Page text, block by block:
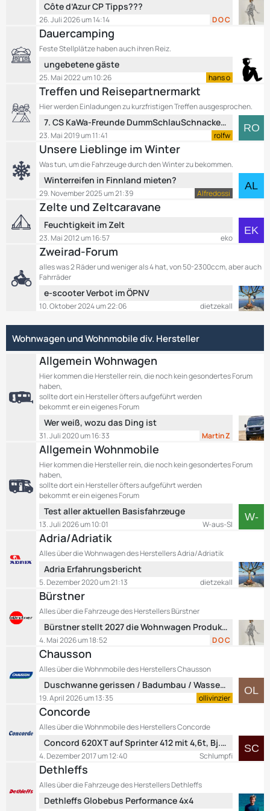
t
ä
g
e
t
z
t
B
e
i
ä
g
e
Côte d’Azur CP Tipps???
D O C
26. Juli 2026 um 14:14
Dauercamping
Feste Stellplätze haben auch ihren Reiz.
e
t
z
t
B
e
i
ä
g
ungebetene gäste
hans o
25. Mai 2022 um 10:26
Treffen und Reisepartnermarkt
Hier werden Einladungen zu kurzfristigen Treffen ausgesprochen.
e
t
z
t
B
e
r
ä
g
e
7. CS KaWa-Freunde DummSchlauSchnackerTreffen vom 1. - 5. Mai 2019 in Oberbozen, Italien
rolfw
23. Mai 2019 um 11:41
Unsere Lieblinge im Winter
Was tun, um die Fahrzeuge durch den Winter zu bekommen.
e
t
z
e
B
e
i
ä
g
e
Winterreifen in Finnland mieten?
Alfredossi
29. November 2025 um 21:39
Zelte und Zeltcaravane
e
t
z
t
e
B
e
r
ä
g
e
Feuchtigkeit im Zelt
eko
23. Mai 2012 um 16:57
Zweirad-Forum
alles was 2 Räder und weniger als 4 hat, von 50-2300ccm, aber auch
Fahrräder
e
z
t
e
B
e
i
t
r
g
e
e-scooter Verbot im ÖPNV
dietzekall
10. Oktober 2024 um 22:06
Wohnwagen und Wohnmobile div. Hersteller
Allgemein Wohnwagen
Hier kommen die Hersteller rein, die noch kein gesondertes Forum
haben,
sollte dort ein Hersteller öfters aufgeführt werden
bekommt er ein eigenes Forum
e
t
z
t
e
B
t
r
ä
e
Wer weiß, wozu das Ding ist
Martin Z
31. Juli 2020 um 16:33
Allgemein Wohnmobile
Hier kommen die Hersteller rein, die noch kein gesondertes Forum
haben,
sollte dort ein Hersteller öfters aufgeführt werden
bekommt er ein eigenes Forum
e
t
z
t
B
e
ä
g
e
Test aller aktuellen Basisfahrzeuge
W-aus-SI
13. Juli 2026 um 10:01
Adria/Adriatik
Alles über die Wohnwagen des Herstellers Adria/Adriatik
e
t
z
t
B
e
ä
g
e
Adria Erfahrungsbericht
dietzekall
5. Dezember 2020 um 21:13
Bürstner
Alles über die Fahrzeuge des Herstellers Bürstner
e
t
z
t
B
e
ä
g
e
Bürstner stellt 2027 die Wohnwagen Produktion ein
D O C
4. Mai 2026 um 18:52
Chausson
Alles über die Wohnmobile des Herstellers Chausson
e
t
z
t
B
e
Duschwanne gerissen / Badumbau / Wasseraustritt unterhalb der Türe
ollivinzier
19. April 2026 um 13:35
Concorde
Alles über die Wohnmobile des Herstellers Concorde
e
t
z
t
Concord 620XT auf Sprinter 412 mit 4,6t, Bj. 1998, Automatik
Schlumpfi
4. Dezember 2017 um 12:40
Dethleffs
Alles über die Fahrzeuge des Herstellers Dethleffs
Dethleffs Globebus Performance 4x4